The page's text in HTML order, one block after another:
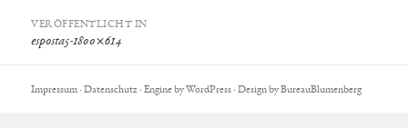
VERÖFFENTLICHT IN
esposta5-1800×614
Impressum·Datenschutz·Engine by WordPress· Design byBureauBlumenberg